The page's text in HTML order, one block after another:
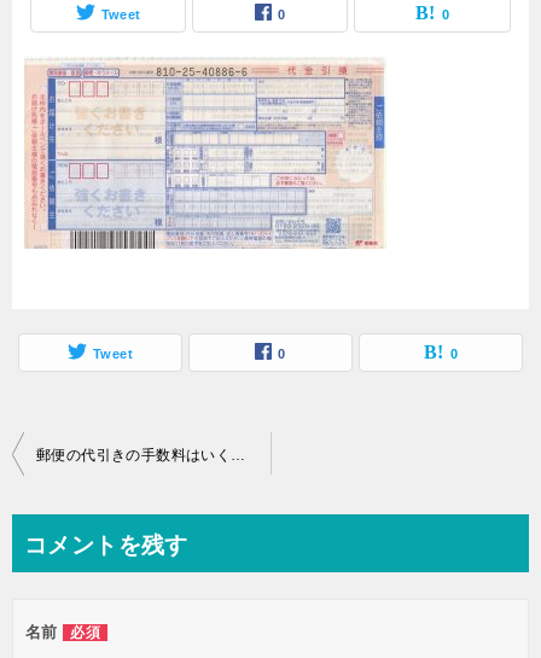
Tweet 0 0
Tweet 0 0
投
ビ
ー
郵便の代引きの手数料はいくら？そのやり方の詳細解説
コメントを残す
名前 必須